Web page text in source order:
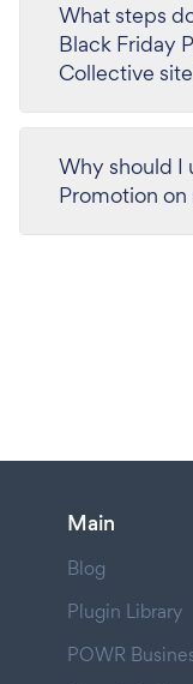
What steps
Black Friday
Collective
Why should I
Promotion
Main
Blog
Plugin Library
POWR